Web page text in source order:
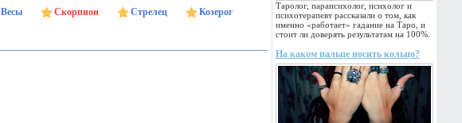
Таролог, парапсихолог, психолог и
психотерапевт рассказали о том, как
именно «работает» гадание на Таро, и
стоит ли доверять результатам на 100%.
На каком пальце носить кольцо?
Весы Скорпион Стрелец
Козерог